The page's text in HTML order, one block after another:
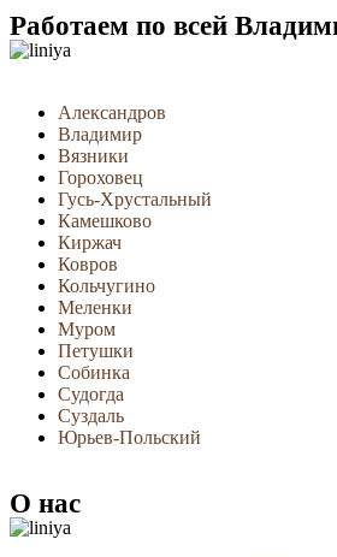
Работаем по всей
Александров
Владимир
Вязники
Гороховец
Гусь-Хрустальный
Камешково
Киржач
Ковров
Кольчугино
Меленки
Муром
Петушки
Собинка
Судогда
Суздаль
Юрьев-Польский
О нас